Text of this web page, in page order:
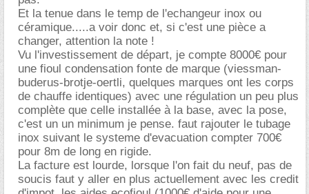
Et la tenue dans le temp de l'echangeur inox ou
céramique.....a voir donc et, si c'est une pièce a
changer, attention la note !
Vu l'investissement de départ, je compte 8000€ pour
une fioul condensation fonte de marque (viessman-
buderus-brotje-oertli, quelques marques ont les corps
de chauffe identiques) avec une régulation un peu plus
complète que celle installée à la base, avec la pose,
c'est un un minimum je pense. faut rajouter le tubage
inox suivant le systeme d'evacuation compter 700
pour 8m de long en rigide.
La facture est lourde, lorsque l'on fait du neuf, pas de
soucis faut y aller en plus actuellement avec les credit